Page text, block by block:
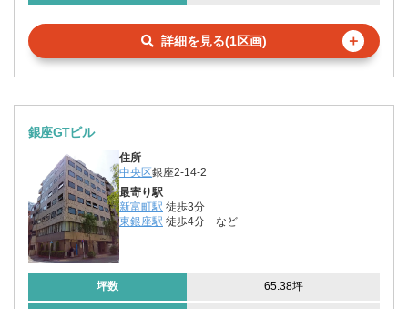
詳細を見る(1区画) ＋
銀座GTビル
住所
中央区銀座2-14-2
最寄り駅
新富町駅 徒歩3分
東銀座駅 徒歩4分 など
坪数 65.38坪